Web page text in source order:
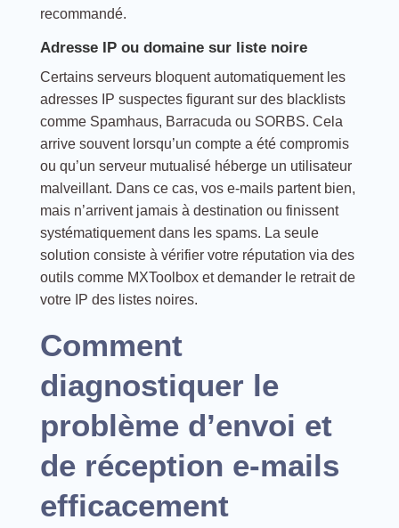
recommandé.
Adresse IP ou domaine sur liste noire
Certains serveurs bloquent automatiquement les
adresses IP suspectes figurant sur des blacklists
comme Spamhaus, Barracuda ou SORBS. Cela
arrive souvent lorsqu’un compte a été compromis
ou qu’un serveur mutualisé héberge un utilisateur
malveillant. Dans ce cas, vos e-mails partent bien,
mais n’arrivent jamais à destination ou finissent
systématiquement dans les spams. La seule
solution consiste à vérifier votre réputation via des
outils comme MXToolbox et demander le retrait de
votre IP des listes noires.
Comment
diagnostiquer le
problème d’envoi et
de réception e-mails
efficacement